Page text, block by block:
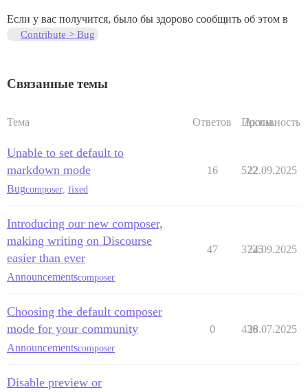
Если у вас получится, было бы здорово сообщить об этом в
Contribute > Bug
Связанные темы
Тема Ответов Просм.
Активность
Unable to set default to
markdown mode
Bugcomposer fixed
16 522
22.09.2025
Introducing our new composer,
making writing on Discourse
easier than ever
Announcementscomposer
47 3725
24.09.2025
Choosing the default composer
mode for your community
Announcementscomposer
0 436
28.07.2025
Disable preview or